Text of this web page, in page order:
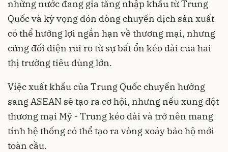
những nước đang gia tăng nhập khẩu từ Trung
Quốc và kỳ vọng đón dòng chuyển dịch sản xuất
có thể hưởng lợi ngắn hạn về thương mại, nhưng
cũng đối diện rủi ro từ sự bất ổn kéo dài của hai
thị trường tiêu dùng lớn.
Việc xuất khẩu của Trung Quốc chuyển hướng
sang ASEAN sẽ tạo ra cơ hội, nhưng nếu xung đột
thương mại Mỹ - Trung kéo dài và trở nên mang
tính hệ thống có thể tạo ra vòng xoáy bảo hộ mới
toàn cầu.